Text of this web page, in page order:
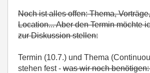
Noch ist alles offen: Thema,
Location... Aber den Termin möchte
zur Diskussion stellen:
Termin (10.7.) und Thema
stehen fest - was wir noch